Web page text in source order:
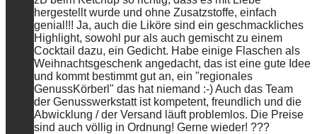
hergestellt wurde und ohne Zusatzstoffe, einfach
genial!!! Ja, auch die Liköre sind ein geschmackliches
Highlight, sowohl pur als auch gemischt zu einem
Cocktail dazu, ein Gedicht. Habe einige Flaschen als
Weihnachtsgeschenk angedacht, das ist eine gute Idee
und kommt bestimmt gut an, ein "regionales
GenussKörberl" das hat niemand :-) Auch das Team
der Genusswerkstatt ist kompetent, freundlich und die
Abwicklung / der Versand läuft problemlos. Die Preise
sind auch völlig in Ordnung! Gerne wieder! ???